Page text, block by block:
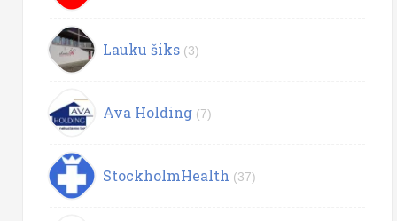
Lauku šiks (3)
Ava Holding (7)
StockholmHealth (37)